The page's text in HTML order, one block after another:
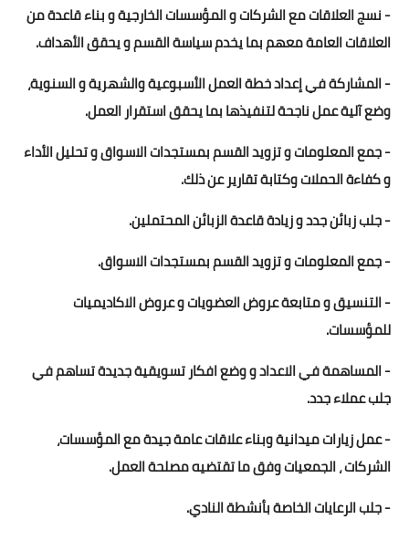
- نسج العلاقات مع الشركات و المؤسسات الخارجية و بناء قاعدة من
العلاقات العامة معهم بما يخدم سياسة القسم و يحقق الأهداف.
- المشاركة في إعداد خطة العمل الأسبوعية والشهرية و السنوية،
وضع آلية عمل ناجحة لتنفيذها بما يحقق استقرار العمل.
- جمع المعلومات و تزويد القسم بمستجدات الاسواق و تحليل الأداء
و كفاءة الحملات وكتابة تقارير عن ذلك.
- جلب زبائن جدد و زيادة قاعدة الزبائن المحتملين.
- جمع المعلومات و تزويد القسم بمستجدات الاسواق.
- التنسيق و متابعة عروض العضويات و عروض الاكاديميات
للمؤسسات.
- المساهمة في الاعداد و وضع افكار تسويقية جديدة تساهم في
جلب عملاء جدد.
- عمل زيارات ميدانية وبناء علاقات عامة جيدة مع المؤسسات،
الشركات ، الجمعيات وفق ما تقتضيه مصلحة العمل.
- جلب الرعايات الخاصة بأنشطة النادي.